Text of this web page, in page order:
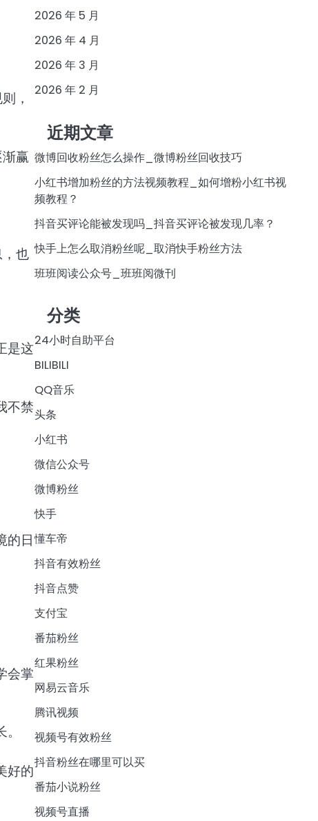
，
赢
也
是这
不禁
的日
会掌
好的
2026 年 5 月
2026 年 4 月
2026 年 3 月
2026 年 2 月
近期文章
微博回收粉丝怎么操作_微博粉丝回收技巧
小红书增加粉丝的方法视频教程_如何增粉小红书视
频教程？
抖音买评论能被发现吗_抖音买评论被发现几率？
快手上怎么取消粉丝呢_取消快手粉丝方法
班班阅读公众号_班班阅微刊
分类
24小时自助平台
BILIBILI
QQ音乐
头条
小红书
微信公众号
微博粉丝
快手
懂车帝
抖音有效粉丝
抖音点赞
支付宝
番茄粉丝
红果粉丝
网易云音乐
腾讯视频
视频号有效粉丝
抖音粉丝在哪里可以买
番茄小说粉丝
视频号直播